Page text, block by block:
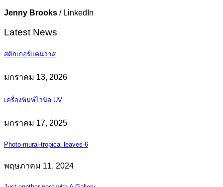
Jenny Brooks / LinkedIn
Latest News
สติกเกอร์แคนวาส
มกราคม 13, 2026
เครื่องพิมพ์ไวนิล UV
มกราคม 17, 2025
Photo-mural-tropical leaves-6
พฤษภาคม 11, 2024